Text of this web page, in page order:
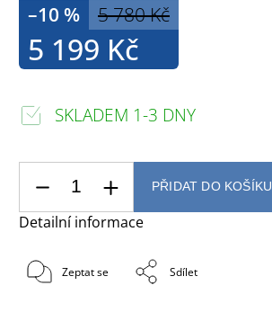
5 780 Kč
–10 %
5 199 Kč
SKLADEM 1-3 DNY
PŘIDAT DO KOŠÍKU
Detailní informace
Zeptat se Sdílet